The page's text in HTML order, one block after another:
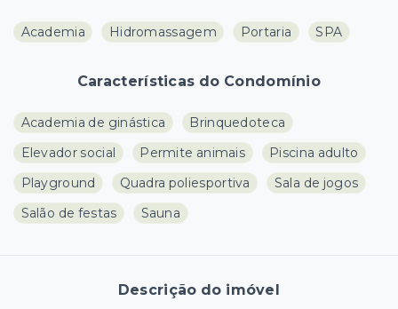
Academia Hidromassagem Portaria SPA
Características do Condomínio
Academia de ginástica
Brinquedoteca
Elevador social
Permite animais
Piscina adulto
Playground
Quadra poliesportiva
Sala de jogos
Salão de festas
Sauna
Descrição do imóvel